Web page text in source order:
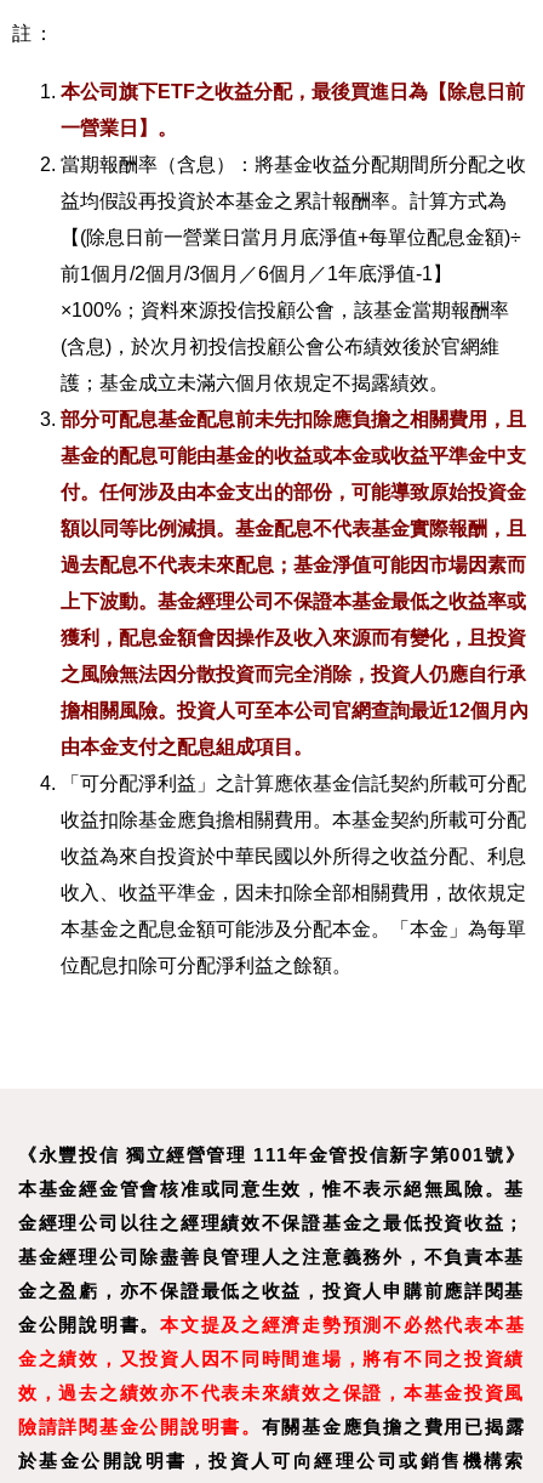
註：
本公司旗下ETF之收益分配，最後買進日為【除息日前
一營業日】。
當期報酬率（含息）：將基金收益分配期間所分配之收
益均假設再投資於本基金之累計報酬率。計算方式為
【(除息日前一營業日當月月底淨值+每單位配息金額)÷
前1個月/2個月/3個月／6個月／1年底淨值-1】
×100%；資料來源投信投顧公會，該基金當期報酬率
(含息)，於次月初投信投顧公會公布績效後於官網維
護；基金成立未滿六個月依規定不揭露績效。
部分可配息基金配息前未先扣除應負擔之相關費用，且
基金的配息可能由基金的收益或本金或收益平準金中支
付。任何涉及由本金支出的部份，可能導致原始投資金
額以同等比例減損。基金配息不代表基金實際報酬，且
過去配息不代表未來配息；基金淨值可能因市場因素而
上下波動。基金經理公司不保證本基金最低之收益率或
獲利，配息金額會因操作及收入來源而有變化，且投資
之風險無法因分散投資而完全消除，投資人仍應自行承
擔相關風險。投資人可至本公司官網查詢最近12個月內
由本金支付之配息組成項目。
「可分配淨利益」之計算應依基金信託契約所載可分配
收益扣除基金應負擔相關費用。本基金契約所載可分配
收益為來自投資於中華民國以外所得之收益分配、利息
收入、收益平準金，因未扣除全部相關費用，故依規定
本基金之配息金額可能涉及分配本金。「本金」為每單
位配息扣除可分配淨利益之餘額。
《永豐投信 獨立經營管理 111年金管投信新字第001號》
本基金經金管會核准或同意生效，惟不表示絕無風險。基
金經理公司以往之經理績效不保證基金之最低投資收益；
基金經理公司除盡善良管理人之注意義務外，不負責本基
金之盈虧，亦不保證最低之收益，投資人申購前應詳閱基
金公開說明書。本文提及之經濟走勢預測不必然代表本基
金之績效，又投資人因不同時間進場，將有不同之投資績
效，過去之績效亦不代表未來績效之保證，本基金投資風
險請詳閱基金公開說明書。 有關基金應負擔之費用已揭露
於基金公開說明書，投資人可向經理公司或銷售機構索